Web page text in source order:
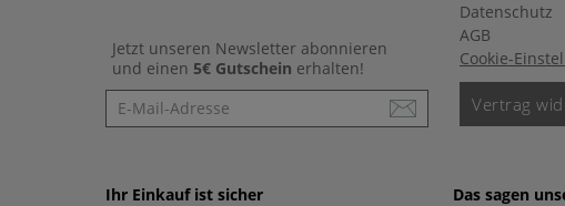
Jetzt unseren Newsletter abonnieren
und einen 5€ Gutschein erhalten!
Newsletter
Datenschutz
AGB
Cookie-
Vertrag
Ihr Einkauf ist sicher Das sagen